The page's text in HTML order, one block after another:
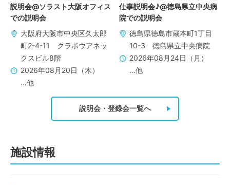
説明会@ソラスト大阪オフィス
での説明会
大阪府大阪市中央区久太郎
町2-4-11 クラボウアネッ
クスビル8階
2026年08月20日（木）
…他
仕事説明会♪@徳島県立中央病
院での説明会
徳島県徳島市蔵本町1丁目
10-3 徳島県立中央病院
2026年08月24日（月）
…他
説明会・登録会一覧へ
施設情報